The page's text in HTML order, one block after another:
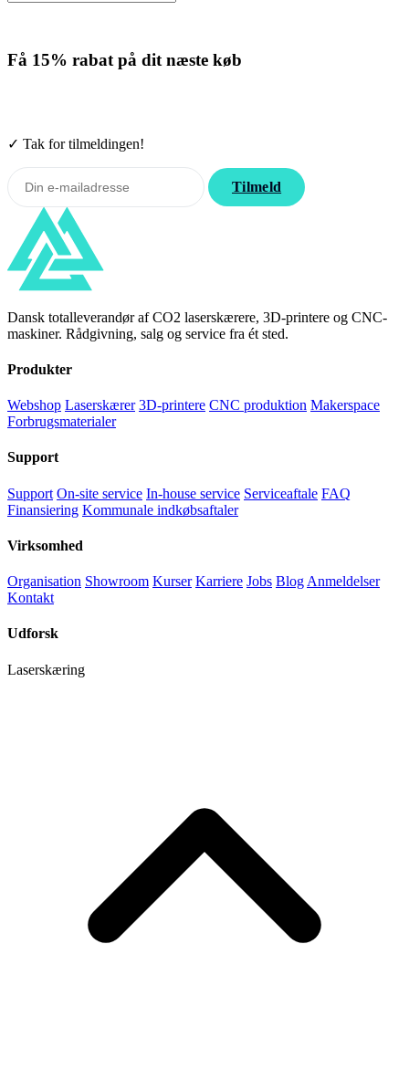
Få 15% rabat på dit næste køb
✓ Tak for tilmeldingen!
Tilmeld
Dansk totalleverandør af CO2 laserskærere, 3D-printere og CNC-
maskiner. Rådgivning, salg og service fra ét sted.
Produkter
Webshop Laserskærer 3D-printere CNC produktion Makerspace
Forbrugsmaterialer
Support
Support On-site service In-house service Serviceaftale FAQ
Finansiering Kommunale indkøbsaftaler
Virksomhed
Organisation Showroom Kurser Karriere Jobs Blog Anmeldelser
Kontakt
Udforsk
Laserskæring